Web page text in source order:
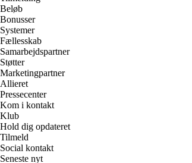
Beløb
Bonusser
Systemer
Fællesskab
Samarbejdspartner
Støtter
Marketingpartner
Allieret
Pressecenter
Kom i kontakt
Klub
Hold dig opdateret
Tilmeld
Social kontakt
Seneste nyt